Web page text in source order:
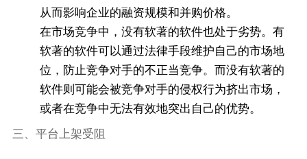
从而影响企业的融资规模和并购价格。
在市场竞争中，没有软著的软件也处于劣势。有
软著的软件可以通过法律手段维护自己的市场地
位，防止竞争对手的不正当竞争。而没有软著的
软件则可能会被竞争对手的侵权行为挤出市场，
或者在竞争中无法有效地突出自己的优势。
三、平台上架受阻